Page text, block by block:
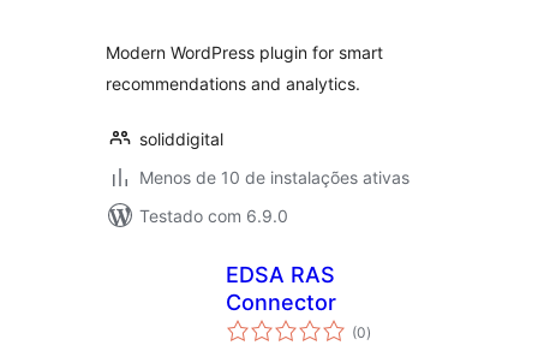
Modern WordPress plugin for smart
recommendations and analytics.
soliddigital
Menos de 10 de instalações ativas
Testado com 6.9.0
EDSA RAS
Connector
(0total
de
)